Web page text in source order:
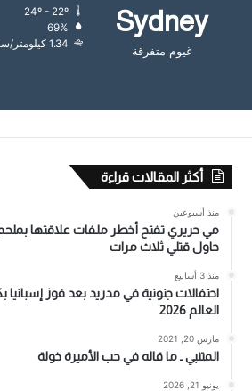
Sydney
غيوم متفرقة
69%
1.34 كيلومتر/ساعة
أكثر المقالات قراءة
منذ أسبوعين
مي حريري تفتح أخطر ملفات علاقتها
حاول قتلي ثلاث مرات
منذ 3 أسابيع
احتفالات جنونية في مدريد بعد فوز
العالم 2026
مارس 20, 2021
المتنبي ـ ما قاله في حب الأميرة خولة
يونيو 21, 2026